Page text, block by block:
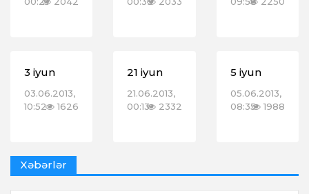
3 iyun
03.06.2013,
10:52
1626
21 iyun
21.06.2013,
00:13 2332
5 iyun
05.06.2013,
08:35 1988
Xəbərlər